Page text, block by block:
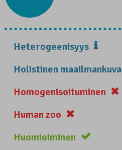
Heterogeenisyys
Holistinen maailmankuva
Homogenisoituminen
Human zoo
Huomioiminen